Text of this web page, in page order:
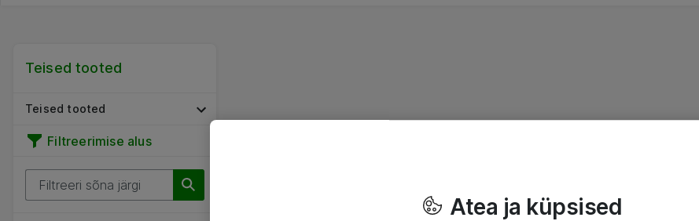
Teised tooted
Teised tooted
Filtreerimise alus
Atea ja küpsised